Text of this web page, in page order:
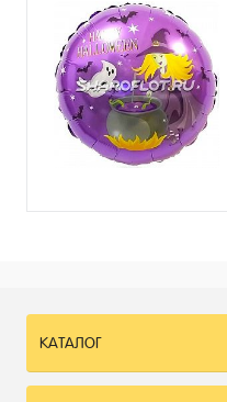
КАТАЛОГ